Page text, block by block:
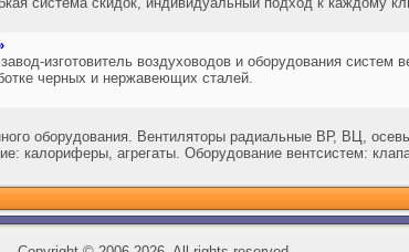
изготовитель воздуховодов и оборудования систем
черных и нержавеющих сталей.
оборудования. Вентиляторы радиальные ВР, ВЦ,
калориферы, агрегаты. Оборудование вентсистем: